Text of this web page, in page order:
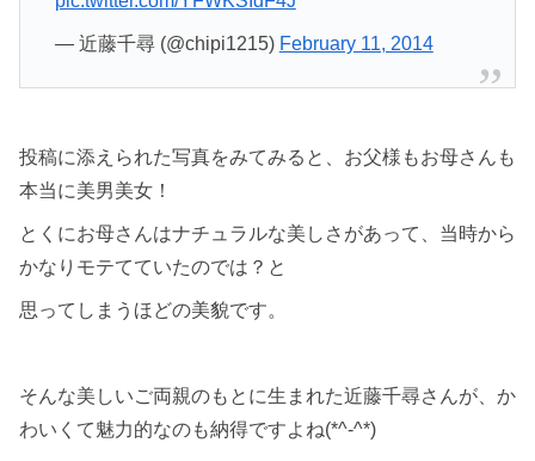
— 近藤千尋 (@chipi1215) February 11, 2014
投稿に添えられた写真をみてみると、お父様もお母さんも
本当に美男美女！
とくにお母さんはナチュラルな美しさがあって、当時から
かなりモテてていたのでは？と
思ってしまうほどの美貌です。
そんな美しいご両親のもとに生まれた近藤千尋さんが、か
わいくて魅力的なのも納得ですよね(*^-^*)